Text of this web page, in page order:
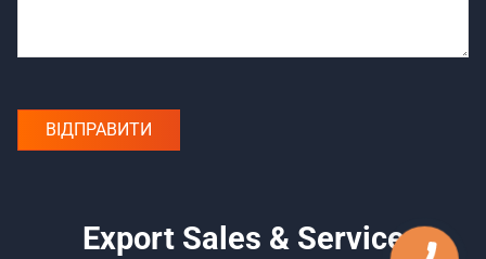
Export Sales & Service